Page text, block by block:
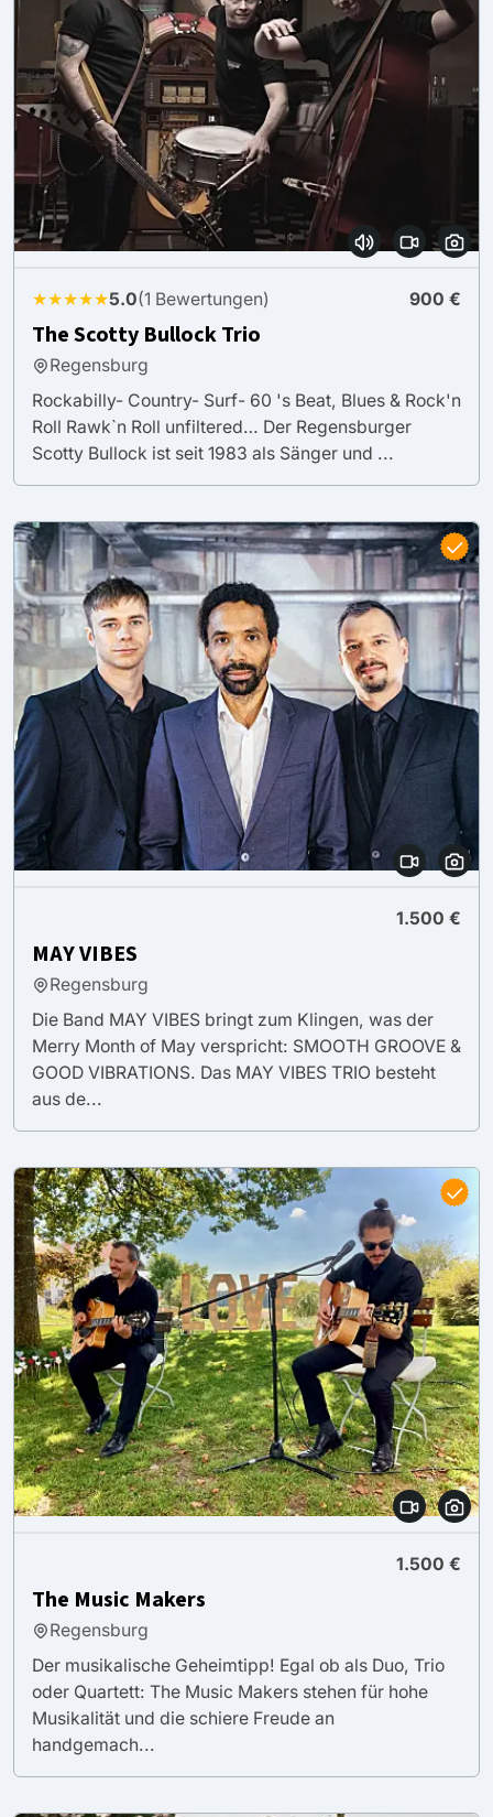
★★★★★5.0(1 Bewertungen) 900 €
The Scotty Bullock Trio
Regensburg
Rockabilly- Country- Surf- 60 's Beat, Blues & Rock'n
Roll Rawk`n Roll unfiltered… Der Regensburger
Scotty Bullock ist seit 1983 als Sänger und ...
1.500 €
MAY VIBES
Regensburg
Die Band MAY VIBES bringt zum Klingen, was der
Merry Month of May verspricht: SMOOTH GROOVE &
GOOD VIBRATIONS. Das MAY VIBES TRIO besteht
aus de...
1.500 €
The Music Makers
Regensburg
Der musikalische Geheimtipp! Egal ob als Duo, Trio
oder Quartett: The Music Makers stehen für hohe
Musikalität und die schiere Freude an
handgemach...